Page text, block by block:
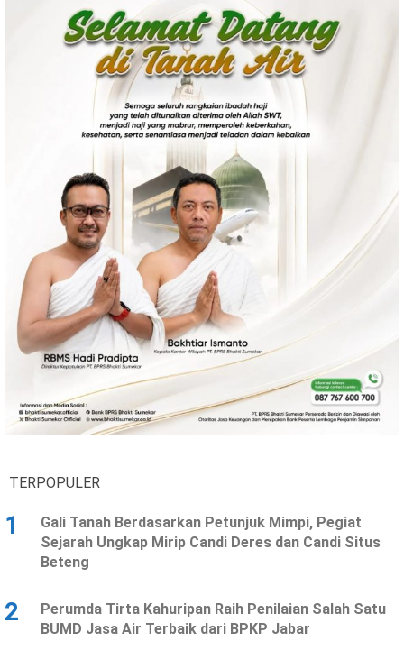
TERPOPULER
1
Gali Tanah Berdasarkan Petunjuk Mimpi, Pegiat
Sejarah Ungkap Mirip Candi Deres dan Candi Situs
Beteng
2
Perumda Tirta Kahuripan Raih Penilaian Salah Satu
BUMD Jasa Air Terbaik dari BPKP Jabar